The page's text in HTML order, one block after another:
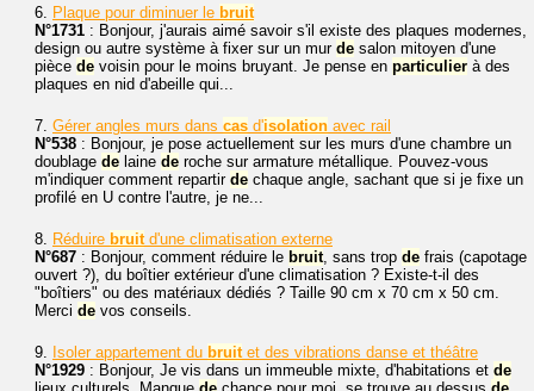
6. Plaque pour diminuer le bruit
N°1731 : Bonjour, j'aurais aimé savoir s'il existe des plaques modernes,
design ou autre système à fixer sur un mur de salon mitoyen d'une
pièce de voisin pour le moins bruyant. Je pense en particulier à des
plaques en nid d'abeille qui...
7. Gérer angles murs dans cas d'isolation avec rail
N°538 : Bonjour, je pose actuellement sur les murs d'une chambre un
doublage de laine de roche sur armature métallique. Pouvez-vous
m'indiquer comment repartir de chaque angle, sachant que si je fixe un
profilé en U contre l'autre, je ne...
8. Réduire bruit d'une climatisation externe
N°687 : Bonjour, comment réduire le bruit , sans trop de frais (capotage
ouvert ?), du boîtier extérieur d'une climatisation ? Existe-t-il des
"boîtiers" ou des matériaux dédiés ? Taille 90 cm x 70 cm x 50 cm.
Merci de vos conseils.
9. Isoler appartement du bruit et des vibrations danse et théâtre
N°1929 : Bonjour, Je vis dans un immeuble mixte, d'habitations et de